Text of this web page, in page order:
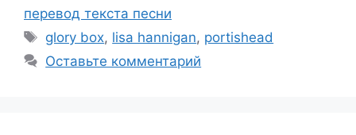
перевод текста песни
Метки
glory box, lisa hannigan, portishead
Оставьте комментарий